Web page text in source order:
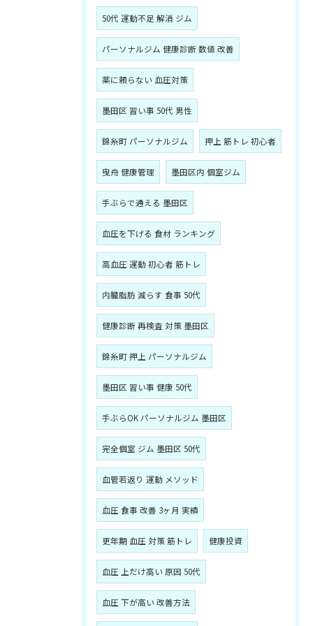
50代 運動不足 解消 ジム
パーソナルジム 健康診断 数値 改善
薬に頼らない 血圧対策
墨田区 習い事 50代 男性
錦糸町 パーソナルジム 押上 筋トレ 初心者
曳舟 健康管理 墨田区内 個室ジム
手ぶらで通える 墨田区
血圧を下げる 食材 ランキング
高血圧 運動 初心者 筋トレ
内臓脂肪 減らす 食事 50代
健康診断 再検査 対策 墨田区
錦糸町 押上 パーソナルジム
墨田区 習い事 健康 50代
手ぶらOK パーソナルジム 墨田区
完全個室 ジム 墨田区 50代
血管若返り 運動 メソッド
血圧 食事 改善 3ヶ月 実績
更年期 血圧 対策 筋トレ 健康投資
血圧 上だけ高い 原因 50代
血圧 下が高い 改善方法